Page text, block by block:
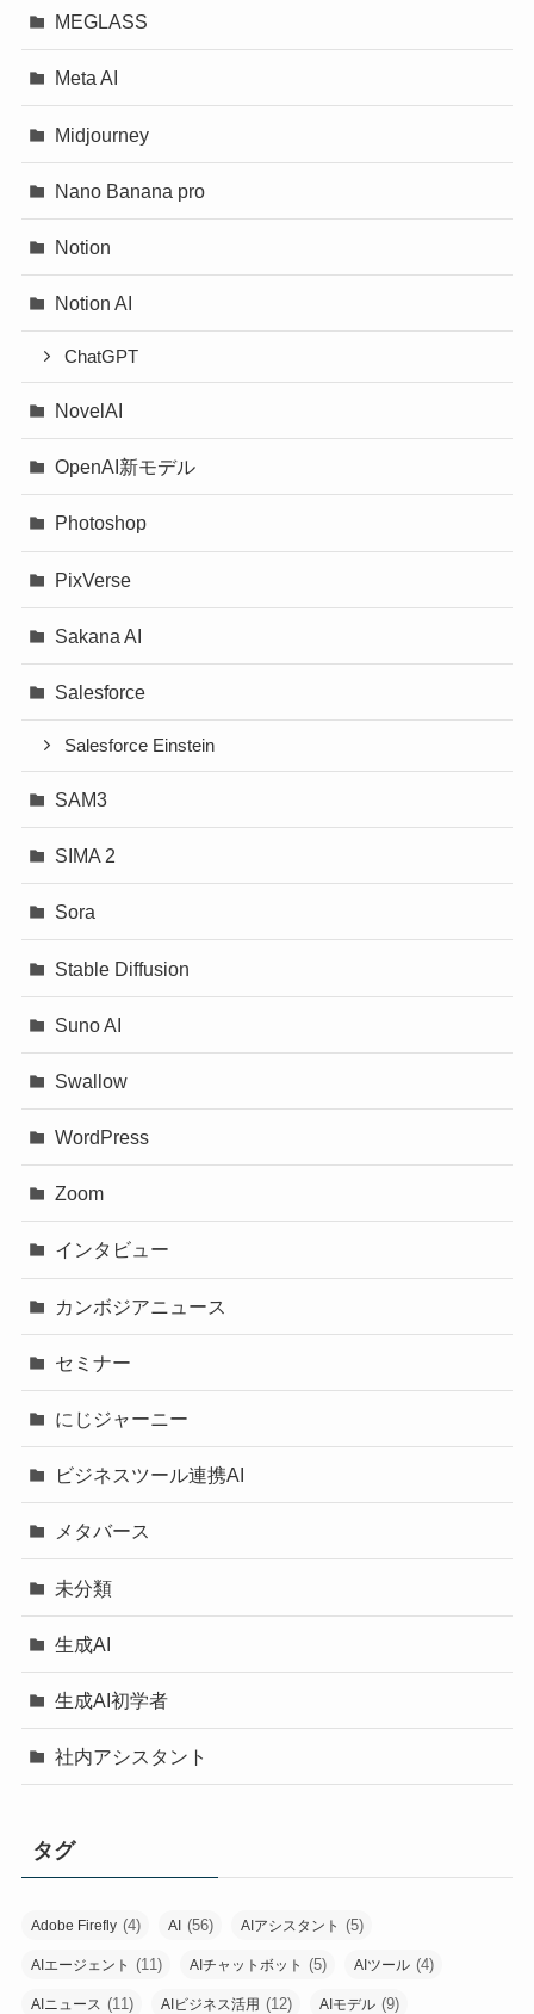
MEGLASS
Meta AI
Midjourney
Nano Banana pro
Notion
Notion AI
ChatGPT
NovelAI
OpenAI新モデル
Photoshop
PixVerse
Sakana AI
Salesforce
Salesforce Einstein
SAM3
SIMA 2
Sora
Stable Diffusion
Suno AI
Swallow
WordPress
Zoom
インタビュー
カンボジアニュース
セミナー
にじジャーニー
ビジネスツール連携AI
メタバース
未分類
生成AI
生成AI初学者
社内アシスタント
タグ
Adobe Firefly (4) AI (56) AIアシスタント (5)
AIエージェント (11) AIチャットボット (5) AIツール (4)
AIニュース (11) AIビジネス活用 (12) AIモデル (9)